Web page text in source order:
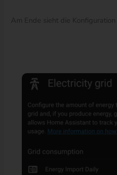
Am Ende sieht die